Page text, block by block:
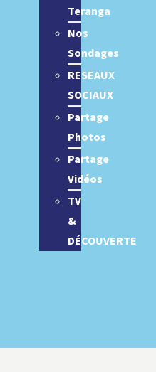
Teranga
Nos
Sondages
RESEAUX
SOCIAUX
Partage
Photos
Partage
Vidéos
TV
&
DÉCOUVERTE